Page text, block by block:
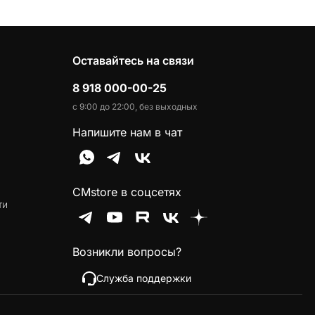
Оставайтесь на связи
8 918 000-00-25
с 9:00 до 22:00, без выходных
Напишите нам в чат
CMstore в соцсетях
Возникли вопросы?
Служба поддержки